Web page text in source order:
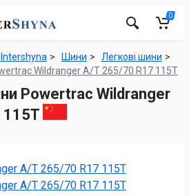
0
Шини
Легкові шини
Wildranger A/T 265/70 R17 115T
Powertrac Wildranger